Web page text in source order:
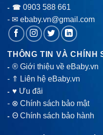
- ☎ 0903 588 661
- ✉ ebaby.vn@gmail.com
THÔNG TIN VÀ CHÍNH
-® Giới thiệu về eBaby.vn
- ⇑ Liên hệ eBaby.vn
-♥ Ưu đãi
- ⊗ Chính sách bảo mật
-Θ Chính sách bảo hành